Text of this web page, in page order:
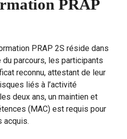
PRAP
PRAP 2S réside dans
du parcours, les participants
reconnu, attestant de leur
liés à l’activité
deux ans, un maintien et
(MAC) est requis pour
acquis.